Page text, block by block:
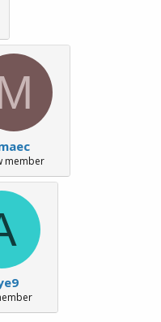
member